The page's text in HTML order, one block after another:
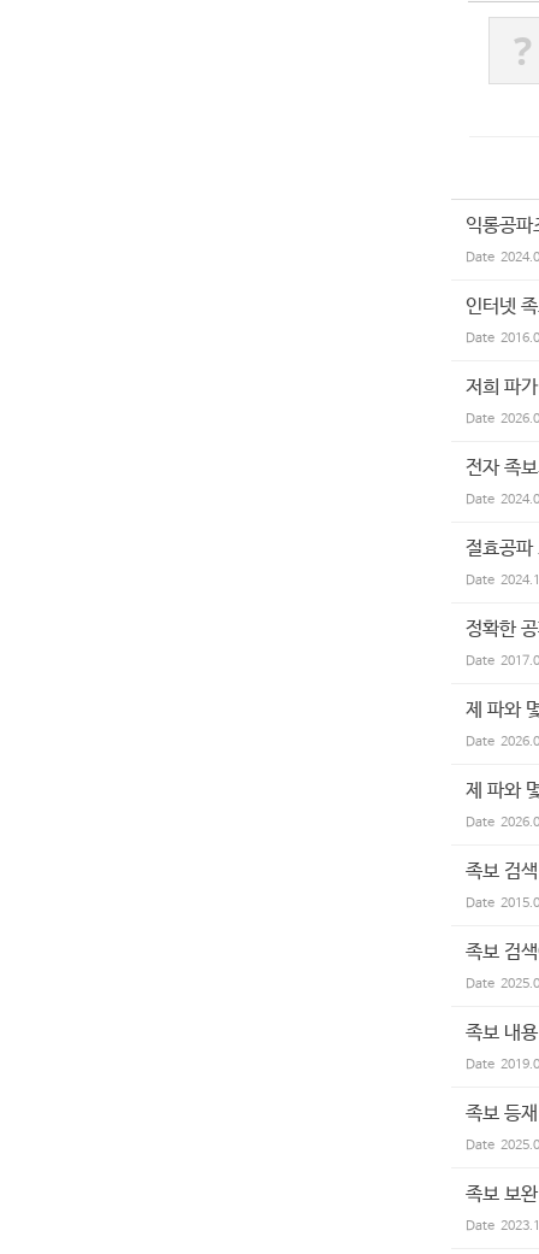
?
익롱공
Date
인터넷
Date
저희 파
Date
전자 족
Date
절효공파
Date
정확한
Date
제 파와
Date
제 파와
Date
족보 검색
Date
족보 검
Date
족보 내
Date
족보 등
Date
족보 보
Date